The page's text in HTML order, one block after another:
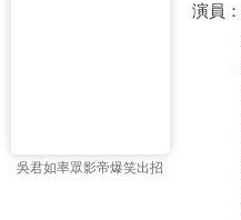
吳君如率眾影帝爆笑出招
演員：